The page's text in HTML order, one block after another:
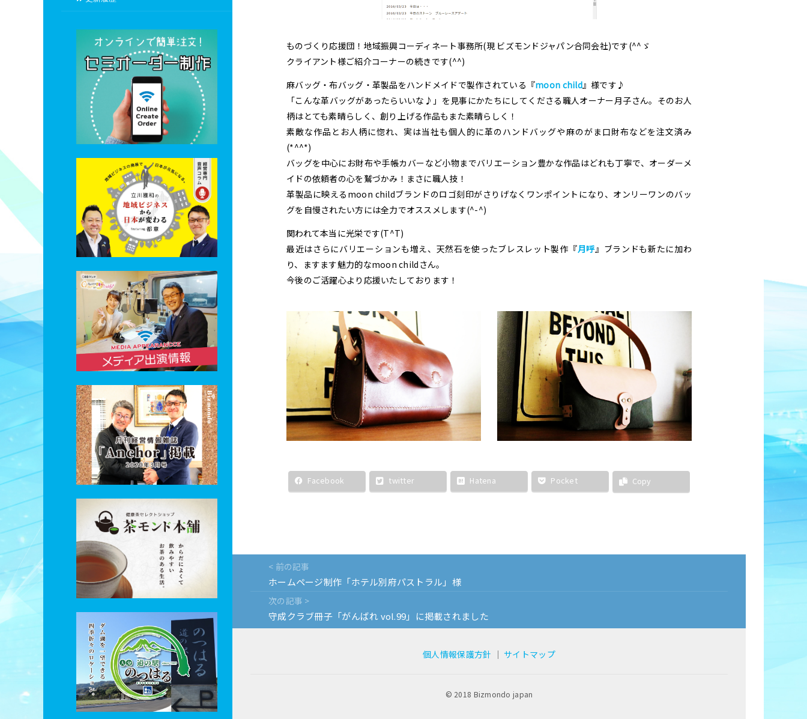
ものづくり応援団！地域振興コーディネート事務所(現 ビズモンドジャパン合同会社)です(^^ゞ
クライアント様ご紹介コーナーの続きです(^^)
麻バッグ・布バッグ・革製品をハンドメイドで製作されている『moon child』様です♪
「こんな革バッグがあったらいいな♪」を見事にかたちにしてくださる職人オーナー月子さん。そのお人
柄はとても素晴らしく、創り上げる作品もまた素晴らしく！
素敵な作品とお人柄に惚れ、実は当社も個人的に革のハンドバッグや麻のがま口財布などを注文済み
(*^^*)
バッグを中心にお財布や手帳カバーなど小物までバリエーション豊かな作品はどれも丁寧で、オーダーメ
イドの依頼者の心を鷲づかみ！まさに職人技！
革製品に映えるmoon childブランドのロゴ刻印がさりげなくワンポイントになり、オンリーワンのバッ
グを自慢されたい方には全力でオススメします(^-^)
関われて本当に光栄です(T^T)
最近はさらにバリエーションも増え、天然石を使ったブレスレット製作『月呼』ブランドも新たに加わ
り、ますます魅力的なmoon childさん。
今後のご活躍心より応援いたしております！
Facebook twitter Hatena Pocket Copy
ゲ
< 前の記事
ホームページ制作「ホテル別府パストラル」様
次の記事 >
守成クラブ冊子「がんばれ vol.99」に掲載されました
個人情報保護方針 ｜ サイトマップ
© 2018 Bizmondo japan